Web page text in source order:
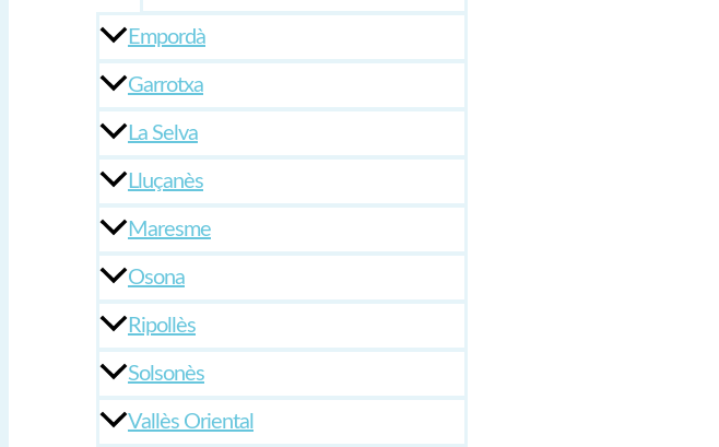
Empordà
Garrotxa
La Selva
Lluçanès
Maresme
Osona
Ripollès
Solsonès
Vallès Oriental